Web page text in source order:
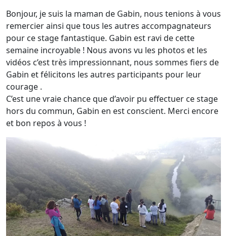
Bonjour, je suis la maman de Gabin, nous tenions à vous
remercier ainsi que tous les autres accompagnateurs
pour ce stage fantastique. Gabin est ravi de cette
semaine incroyable ! Nous avons vu les photos et les
vidéos c’est très impressionnant, nous sommes fiers de
Gabin et félicitons les autres participants pour leur
courage .
C’est une vraie chance que d’avoir pu effectuer ce stage
hors du commun, Gabin en est conscient. Merci encore
et bon repos à vous !